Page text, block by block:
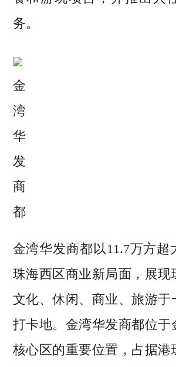
务。
金
湾
华
发
商
都
金湾华发商都以11.7万方超
珠海西区商业新局面，展现
文化、休闲、商业、旅游于
打卡地。金湾华发商都位于
核心区的重要位置，占据港